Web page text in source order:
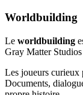
Worldbuilding
Le worldbuilding
Gray Matter Studios
Les joueurs curieux
Documents,